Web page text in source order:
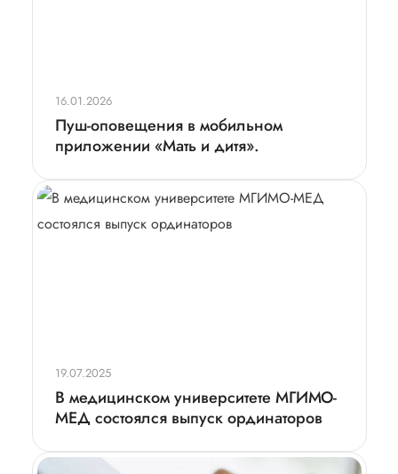
16.01.2026
Пуш-оповещения в мобильном
приложении «Мать и дитя».
19.07.2025
В медицинском университете МГИМО-
МЕД состоялся выпуск ординаторов